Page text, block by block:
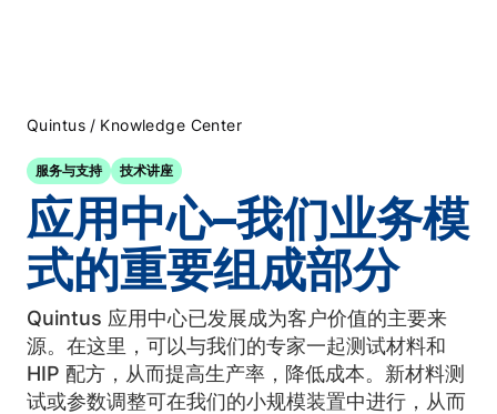
Quintus / Knowledge Center
服务与支持 技术讲座
应用中心–我们业务模
式的重要组成部分
Quintus 应用中心已发展成为客户价值的主要来
源。在这里，可以与我们的专家一起测试材料和
HIP 配方，从而提高生产率，降低成本。新材料测
试或参数调整可在我们的小规模装置中进行，从而